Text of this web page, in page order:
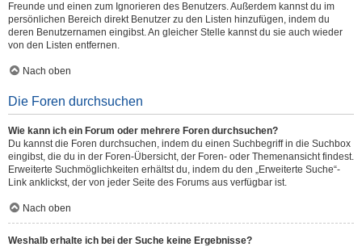
Freunde und einen zum Ignorieren des Benutzers. Außerdem kannst du im
persönlichen Bereich direkt Benutzer zu den Listen hinzufügen, indem du
deren Benutzernamen eingibst. An gleicher Stelle kannst du sie auch wieder
von den Listen entfernen.
Nach oben
Die Foren durchsuchen
Wie kann ich ein Forum oder mehrere Foren durchsuchen?
Du kannst die Foren durchsuchen, indem du einen Suchbegriff in die Suchbox
eingibst, die du in der Foren-Übersicht, der Foren- oder Themenansicht findest.
Erweiterte Suchmöglichkeiten erhältst du, indem du den „Erweiterte Suche“-
Link anklickst, der von jeder Seite des Forums aus verfügbar ist.
Nach oben
Weshalb erhalte ich bei der Suche keine Ergebnisse?